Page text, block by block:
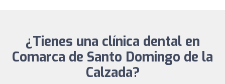
¿Tienes una clínica dental en
Comarca de Santo Domingo de la
Calzada?